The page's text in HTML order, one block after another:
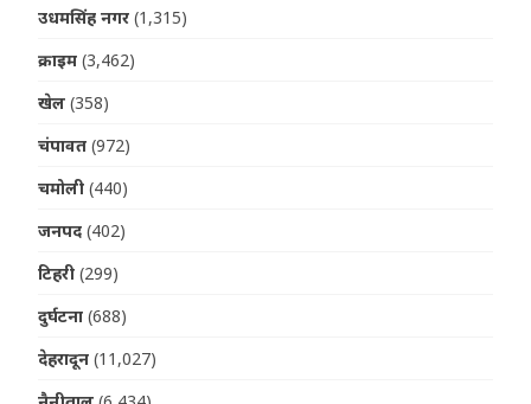
उधमसिंह नगर (1,315)
क्राइम (3,462)
खेल (358)
चंपावत (972)
चमोली (440)
जनपद (402)
टिहरी (299)
दुर्घटना (688)
देहरादून (11,027)